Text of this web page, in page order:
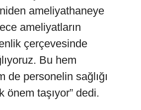
ameliyathaneye
ameliyatların
çerçevesinde
Bu hem
de personelin sağlığı
önem taşıyor” dedi.